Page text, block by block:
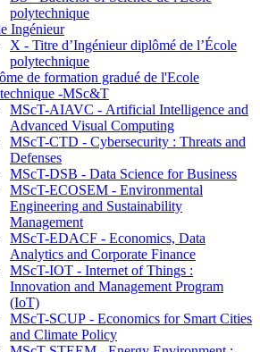
polytechnique
Ingénieur
X - Titre d’Ingénieur diplômé de l’École
polytechnique
de formation gradué de l'Ecole
-MSc&T
MScT-AIAVC - Artificial Intelligence and
Advanced Visual Computing
MScT-CTD - Cybersecurity : Threats and
Defenses
MScT-DSB - Data Science for Business
MScT-ECOSEM - Environmental
Engineering and Sustainability
Management
MScT-EDACF - Economics, Data
Analytics and Corporate Finance
MScT-IOT - Internet of Things :
Innovation and Management Program
(IoT)
MScT-SCUP - Economics for Smart Cities
and Climate Policy